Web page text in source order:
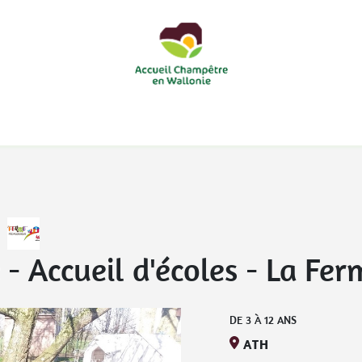
Accueil d'écoles - La
DE 3 À12 ANS
ATH